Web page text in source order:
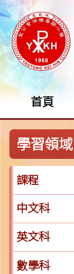
首頁
學習領域
課程
中文科
英文科
數學科